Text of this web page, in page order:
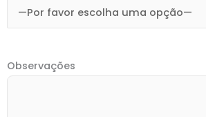
Observações